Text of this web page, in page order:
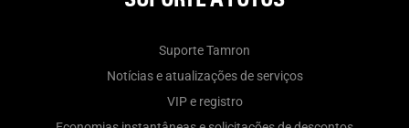
Suporte Tamron
Notícias e atualizações de serviços
VIP e registro